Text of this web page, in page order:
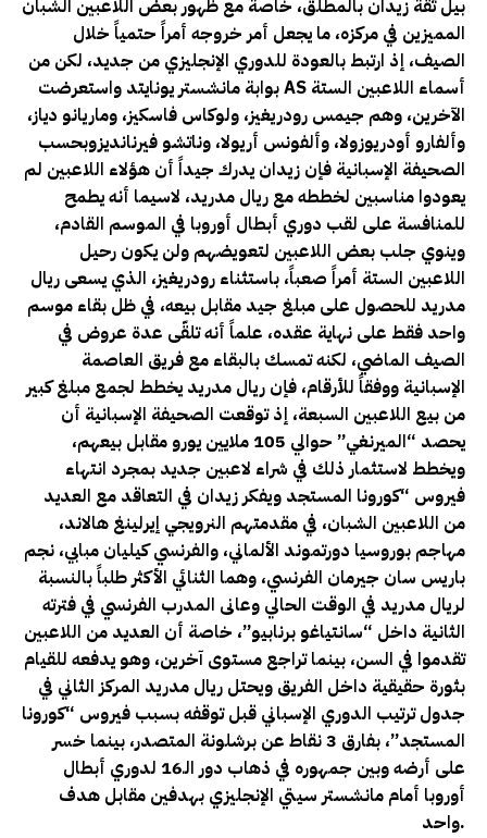
بيل ثقة زيدان بالمطلق، خاصة مع ظهور بعض اللاعبين الشبان
المميزين في مركزه، ما يجعل أمر خروجه أمراً حتمياً خلال
الصيف، إذ ارتبط بالعودة للدوري الإنجليزي من جديد، لكن من
بوابة مانشستر يونايتد واستعرضتAS أسماء اللاعبين الستة
الآخرين، وهم جيمس رودريغيز، ولوكاس فاسكيز، وماريانو دياز،
وألفارو أودريوزولا، وألفونس أريولا، وناتشو فيرنانديزوبحسب
الصحيفة الإسبانية فإن زيدان يدرك جيداً أن هؤلاء اللاعبين لم
يعودوا مناسبين لخططه مع ريال مدريد، لاسيما أنه يطمح
للمنافسة على لقب دوري أبطال أوروبا في الموسم القادم،
وينوي جلب بعض اللاعبين لتعويضهم ولن يكون رحيل
اللاعبين الستة أمراً صعباً، باستثناء رودريغيز، الذي يسعى ريال
مدريد للحصول على مبلغ جيد مقابل بيعه، في ظل بقاء موسم
واحد فقط على نهاية عقده، علماً أنه تلقّى عدة عروض في
الصيف الماضي، لكنه تمسك بالبقاء مع فريق العاصمة
الإسبانية ووفقاً للأرقام، فإن ريال مدريد يخطط لجمع مبلغ كبير
من بيع اللاعبين السبعة، إذ توقعت الصحيفة الإسبانية أن
يحصد “الميرنغي” حوالي 105 ملايين يورو مقابل بيعهم،
ويخطط لاستثمار ذلك في شراء لاعبين جديد بمجرد انتهاء
فيروس “كورونا المستجد ويفكر زيدان في التعاقد مع العديد
من اللاعبين الشبان، في مقدمتهم النرويجي إيرلينغ هالاند،
مهاجم بوروسيا دورتموند الألماني، والفرنسي كيليان مبابي، نجم
باريس سان جيرمان الفرنسي، وهما الثنائي الأكثر طلباً بالنسبة
لريال مدريد في الوقت الحالي وعانى المدرب الفرنسي في فترته
الثانية داخل “سانتياغو برنابيو”، خاصة أن العديد من اللاعبين
تقدموا في السن، بينما تراجع مستوى آخرين، وهو يدفعه للقيام
بثورة حقيقية داخل الفريق ويحتل ريال مدريد المركز الثاني في
جدول ترتيب الدوري الإسباني قبل توقفه بسبب فيروس “كورونا
المستجد”، بفارق 3 نقاط عن برشلونة المتصدر، بينما خسر
على أرضه وبين جمهوره في ذهاب دور الـ16 لدوري أبطال
أوروبا أمام مانشستر سيتي الإنجليزي بهدفين مقابل هدف
واحد.